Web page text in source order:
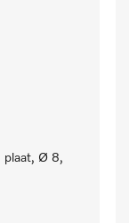
plaat, Ø 8,